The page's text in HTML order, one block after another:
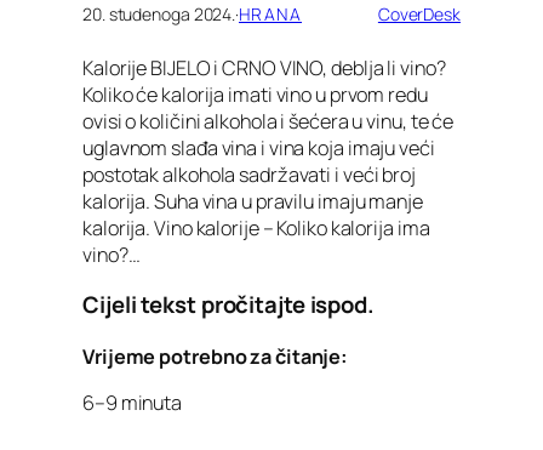
20. studenoga 2024. ·HRANA CoverDesk
Kalorije BIJELO i CRNO VINO, deblja li vino?
Koliko će kalorija imati vino u prvom redu
ovisi o količini alkohola i šećera u vinu, te će
uglavnom slađa vina i vina koja imaju veći
postotak alkohola sadržavati i veći broj
kalorija. Suha vina u pravilu imaju manje
kalorija. Vino kalorije – Koliko kalorija ima
vino?…
Cijeli tekst pročitajte ispod.
Vrijeme potrebno za čitanje:
6–9 minuta